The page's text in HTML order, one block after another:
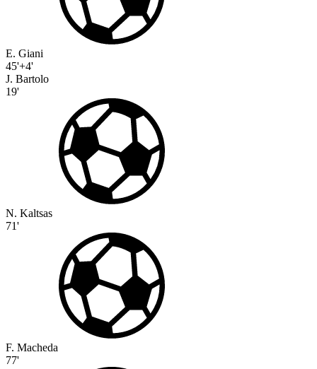
E. Giani
45'+4'
J. Bartolo
19'
N. Kaltsas
71'
F. Macheda
77'